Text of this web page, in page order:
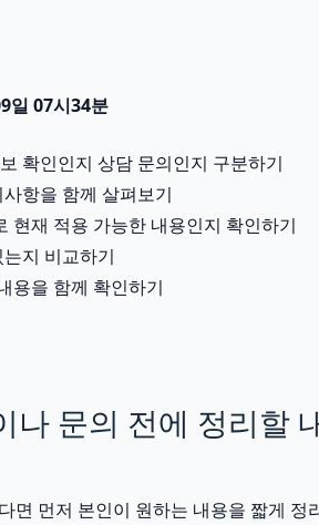
일 07시34분
확인인지 상담 문의인지 구분하기
항을 함께 살펴보기
현재 적용 가능한 내용인지 확인하기
지 비교하기
용을 함께 확인하기
나 문의 전에 정리할
면 먼저 본인이 원하는 내용을 짧게